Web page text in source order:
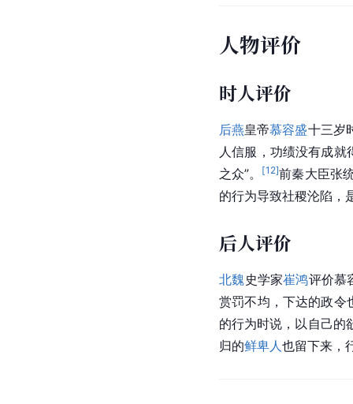
人物评价
时人评价
后燕皇帝慕容盛十三岁
人信服，功绩没有成
之众”。
[12]前秦大臣张
的行为导致社稷沦陷，
后人评价
北魏 史学家崔鸿评价慕
赏罚不均，下达的政令
的行为时说，以自己的
归的鲜卑人 也留下来，